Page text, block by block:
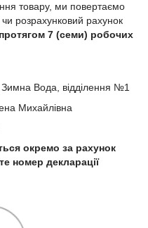
товару, ми повертаємо
розрахунковий рахунок
протягом 7 (семи) робочих
Вода, відділення №1
Михайлівна
окремо за рахунок
номер декларації